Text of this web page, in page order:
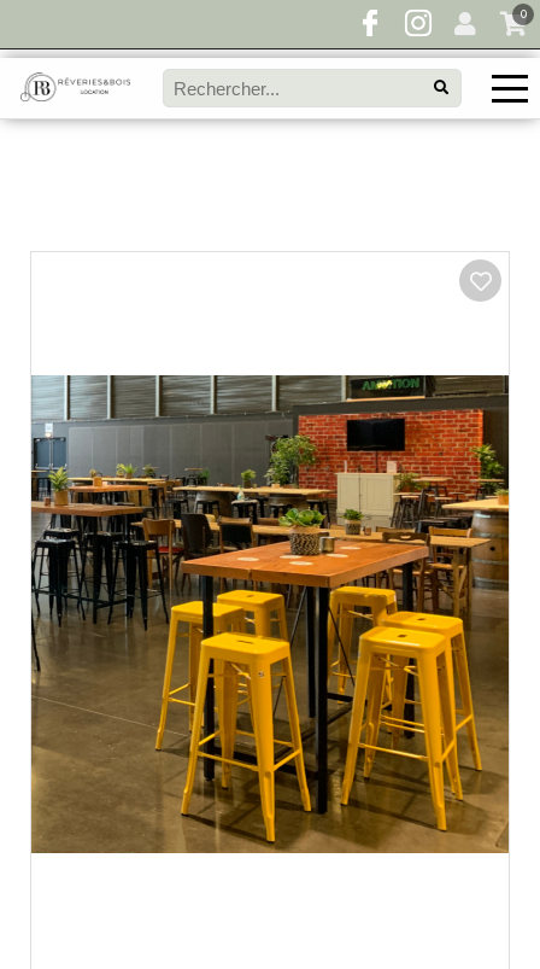
0
Pour toute demande de disponibilité, remplissez